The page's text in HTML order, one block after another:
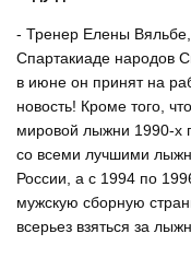
- Тренер Елены
Спартакиаде народов
в июне он принят на
новость! Кроме того,
мировой лыжни 1990-х
со всеми лучшими
России, а с 1994 по
мужскую сборную
всерьез взяться за